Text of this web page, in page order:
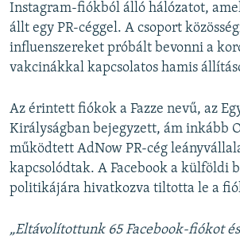
Instagram-fiókból álló hálózatot,
állt egy PR-céggel. A csoport
influenszereket próbált bevonni a
vakcinákkal kapcsolatos hamis
Az érintett fiókok a Fazze nevű, az
Királyságban bejegyzett, ám inkább
működtett AdNow PR-cég
kapcsolódtak. A Facebook a külföldi
politikájára hivatkozva tiltotta le a
„Eltávolítottunk 65 Facebook-fiókot